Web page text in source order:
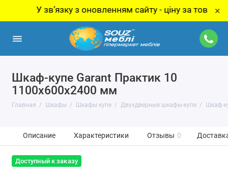
У звʼязку з оновленням сайту - ціну за товар ×
Шкаф-купе Garant Практик 10
1100x600x2400 мм
Главная Шкафы Шкафы купе Двухдверные шкафы-купе Шкаф-
Описание Характеристики Отзывы 0
Доступный к заказу